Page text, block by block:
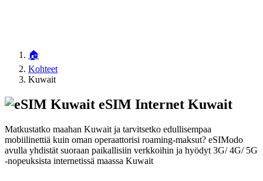
🏠
Kohteet
Kuwait
eSIM Internet Kuwait
Matkustatko maahan Kuwait ja tarvitsetko edullisempaa
mobiilinettiä kuin oman operaattorisi roaming-maksut? eSIModo
avulla yhdistät suoraan paikallisiin verkkoihin ja hyödyt 3G/ 4G/ 5G
-nopeuksista internetissä maassa Kuwait